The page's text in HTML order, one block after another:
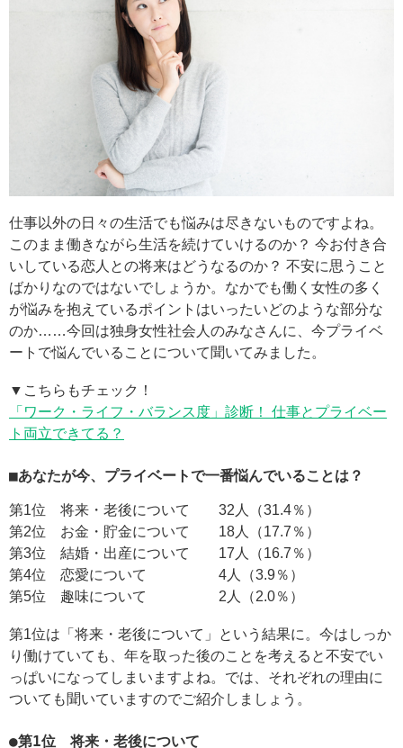
仕事以外の日々の生活でも悩みは尽きないものですよね。
このまま働きながら生活を続けていけるのか？ 今お付き合
いしている恋人との将来はどうなるのか？ 不安に思うこと
ばかりなのではないでしょうか。なかでも働く女性の多く
が悩みを抱えているポイントはいったいどのような部分な
のか……今回は独身女性社会人のみなさんに、今プライベ
ートで悩んでいることについて聞いてみました。
▼こちらもチェック！
「ワーク・ライフ・バランス度」診断！ 仕事とプライベー
ト両立できてる？
■あなたが今、プライベートで一番悩んでいることは？
第1位 将来・老後について 32人（31.4％）
第2位 お金・貯金について 18人（17.7％）
第3位 結婚・出産について 17人（16.7％）
第4位 恋愛について 4人（3.9％）
第5位 趣味について 2人（2.0％）
第1位は「将来・老後について」という結果に。今はしっか
り働けていても、年を取った後のことを考えると不安でい
っぱいになってしまいますよね。では、それぞれの理由に
ついても聞いていますのでご紹介しましょう。
●第1位 将来・老後について